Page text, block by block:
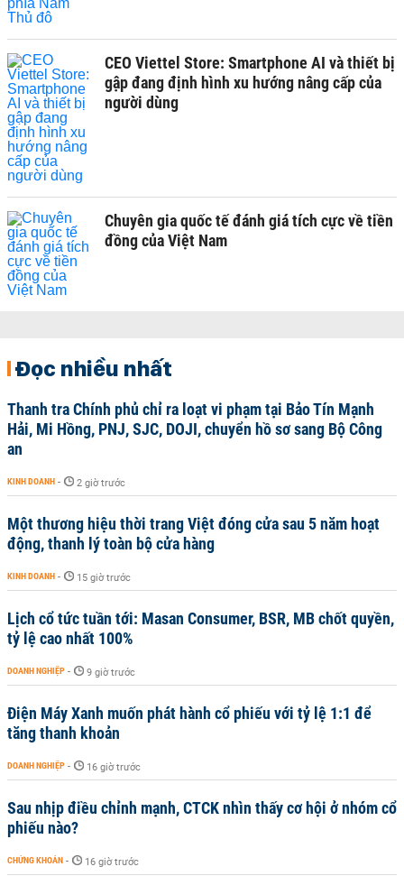
CEO Viettel Store: Smartphone AI và thiết bị
gập đang định hình xu hướng nâng cấp của
người dùng
Chuyên gia quốc tế đánh giá tích cực về tiền
đồng của Việt Nam
Đọc nhiều nhất
Thanh tra Chính phủ chỉ ra loạt vi phạm tại Bảo Tín Mạnh
Hải, Mi Hồng, PNJ, SJC, DOJI, chuyển hồ sơ sang Bộ Công
an
KINH DOANH - 2 giờ trước
Một thương hiệu thời trang Việt đóng cửa sau 5 năm hoạt
động, thanh lý toàn bộ cửa hàng
KINH DOANH - 15 giờ trước
Lịch cổ tức tuần tới: Masan Consumer, BSR, MB chốt quyền,
tỷ lệ cao nhất 100%
DOANH NGHIỆP - 9 giờ trước
Điện Máy Xanh muốn phát hành cổ phiếu với tỷ lệ 1:1 để
tăng thanh khoản
DOANH NGHIỆP - 16 giờ trước
Sau nhịp điều chỉnh mạnh, CTCK nhìn thấy cơ hội ở nhóm cổ
phiếu nào?
CHỨNG KHOÁN - 16 giờ trước